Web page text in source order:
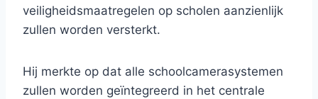
veiligheidsmaatregelen op scholen aanzienlijk
zullen worden versterkt.
Hij merkte op dat alle schoolcamerasystemen
zullen worden geïntegreerd in het centrale